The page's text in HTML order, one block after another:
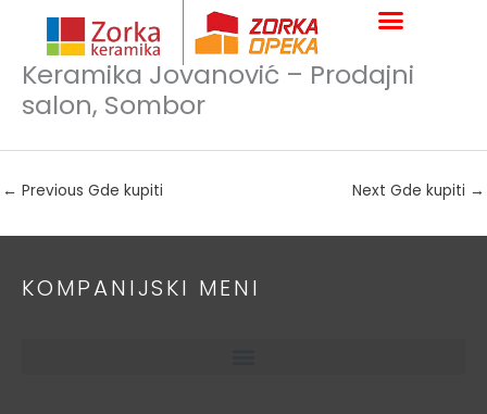
content
Keramika Jovanović – Prodajni
salon, Sombor
← Previous Gde kupiti Next Gde kupiti →
KOMPANIJSKI MENI